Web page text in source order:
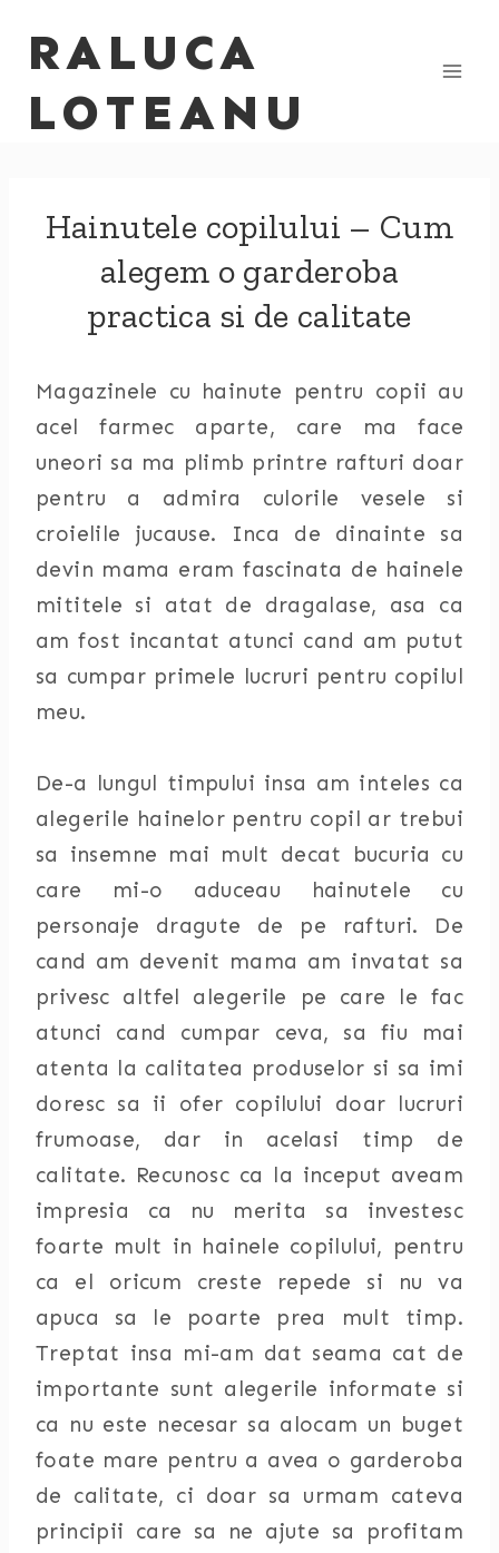
RALUCA
LOTEANU
Hainutele copilului – Cum
alegem o garderoba
practica si de calitate
Magazinele cu hainute pentru copii au
acel farmec aparte, care ma face
uneori sa ma plimb printre rafturi doar
pentru a admira culorile vesele si
croielile jucause. Inca de dinainte sa
devin mama eram fascinata de hainele
mititele si atat de dragalase, asa ca
am fost incantat atunci cand am putut
sa cumpar primele lucruri pentru copilul
meu.
De-a lungul timpului insa am inteles ca
alegerile hainelor pentru copil ar trebui
sa insemne mai mult decat bucuria cu
care mi-o aduceau hainutele cu
personaje dragute de pe rafturi. De
cand am devenit mama am invatat sa
privesc altfel alegerile pe care le fac
atunci cand cumpar ceva, sa fiu mai
atenta la calitatea produselor si sa imi
doresc sa ii ofer copilului doar lucruri
frumoase, dar in acelasi timp de
calitate. Recunosc ca la inceput aveam
impresia ca nu merita sa investesc
foarte mult in hainele copilului, pentru
ca el oricum creste repede si nu va
apuca sa le poarte prea mult timp.
Treptat insa mi-am dat seama cat de
importante sunt alegerile informate si
ca nu este necesar sa alocam un buget
foate mare pentru a avea o garderoba
de calitate, ci doar sa urmam cateva
principii care sa ne ajute sa profitam